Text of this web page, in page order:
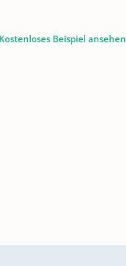
Kostenloses Beispiel ansehen